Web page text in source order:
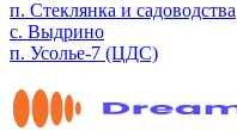
п. Стеклянка и садоводства
с. Выдрино
п. Усолье-7 (ЦДС)